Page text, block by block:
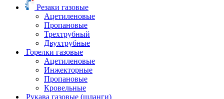
Резаки газовые
Ацетиленовые
Пропановые
Трехтрубный
Двухтрубные
Горелки газовые
Ацетиленовые
Инжекторные
Пропановые
Кровельные
Рукава газовые (шланги)